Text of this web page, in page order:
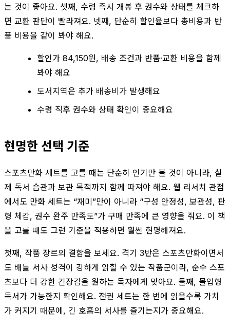
는 것이 좋아요. 셋째, 수령 즉시 개봉 후 권수와 상태를 체크하
면 교환 판단이 빨라져요. 넷째, 단순히 할인율보다 총비용과 반
품 비용을 같이 봐야 해요.
할인가 84,150원, 배송 조건과 반품·교환 비용을 함께
봐야 해요
도서지역은 추가 배송비가 발생해요
수령 직후 권수와 상태 확인이 중요해요
현명한 선택 기준
스포츠만화 세트를 고를 때는 단순히 인기만 볼 것이 아니라, 실
제 독서 습관과 보관 목적까지 함께 따져야 해요. 웹 리서치 관점
에서도 만화 세트는 “재미”만이 아니라 “구성 안정성, 보관성, 판
형 체감, 권수 완주 만족도”가 구매 만족에 큰 영향을 줘요. 이 책
을 고를 때도 그런 기준을 적용하면 훨씬 현명해져요.
첫째, 작품 장르의 결합을 보세요. 격기 3반은 스포츠만화이면서
도 배틀 서사 성격이 강하게 읽힐 수 있는 작품군이라, 순수 스포
츠보다 더 강한 긴장감을 원하는 독자에게 맞아요. 둘째, 몰입형
독서가 가능한지 확인해요. 전권 세트는 한 번에 읽을수록 가치
가 커지기 때문에, 긴 호흡의 서사를 즐기는지가 중요해요.